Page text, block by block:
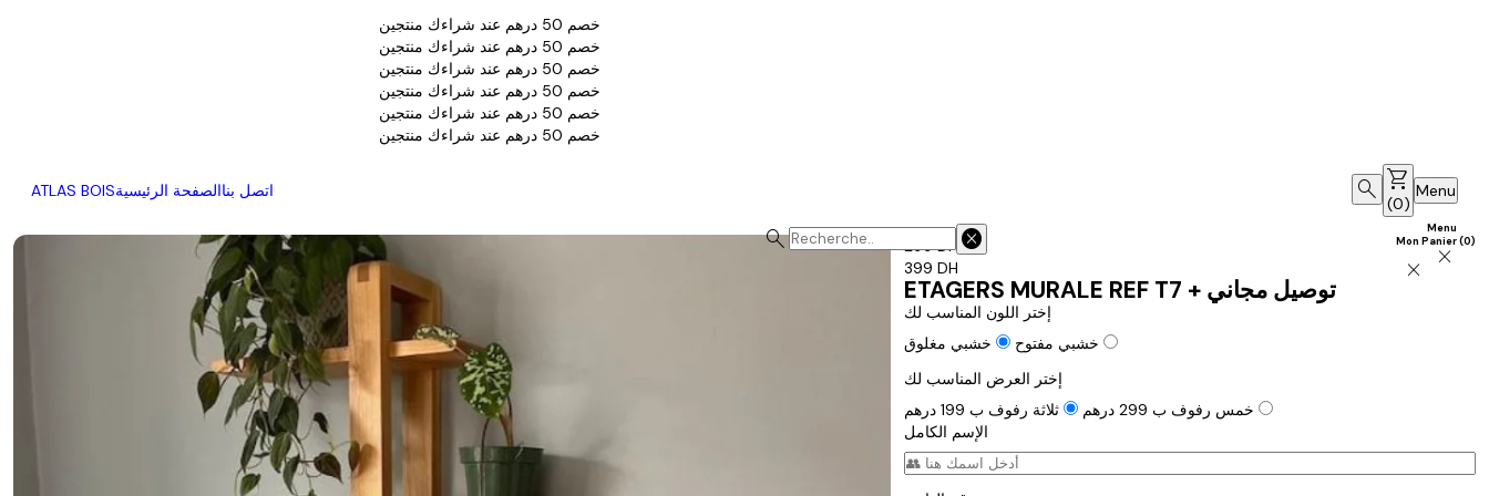
خصم 50 درهم عند شراءك منتجين
خصم 50 درهم عند شراءك منتجين
خصم 50 درهم عند شراءك منتجين
خصم 50 درهم عند شراءك منتجين
خصم 50 درهم عند شراءك منتجين
خصم 50 درهم عند شراءك منتجين
الصفحة الرئيسيةاتصل بنا ATLAS BOIS
search
search
cancel
shopping_cart
(0)
Mon Panier(0)
close
Menu
Menu
close
299 DH
399 DH
ETAGERS MURALE REF T7 + توصيل مجاني
إختر اللون المناسب لك
خشبي مفتوح
إختر العرض المناسب لك
خمس رفوف ب 299 درهم
الإسم الكامل